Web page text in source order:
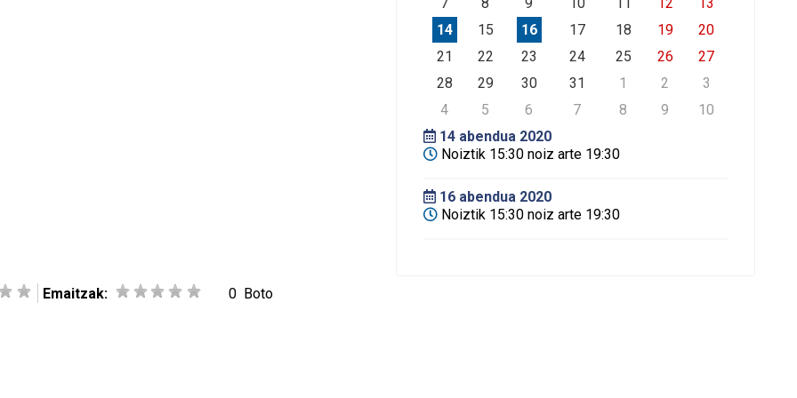
14
15 16 17 18 19
20
21
22 23 24 25 26
27
28
29 30 31 1 2
3
4
5 6 7 8 9
10
14 abendua 2020
Noiztik 15:30 noiz arte 19:30
16 abendua 2020
Noiztik 15:30 noiz arte 19:30
Emaitzak: 0 Boto